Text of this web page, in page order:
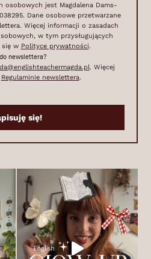
osobowych jest Magdalena Dams-
Dane osobowe przetwarzane
Więcej informacji o zasadach
w tym przysługujących
się w Polityce prywatności.
newslettera?
. Więcej
Regulaminie newslettera.
się!